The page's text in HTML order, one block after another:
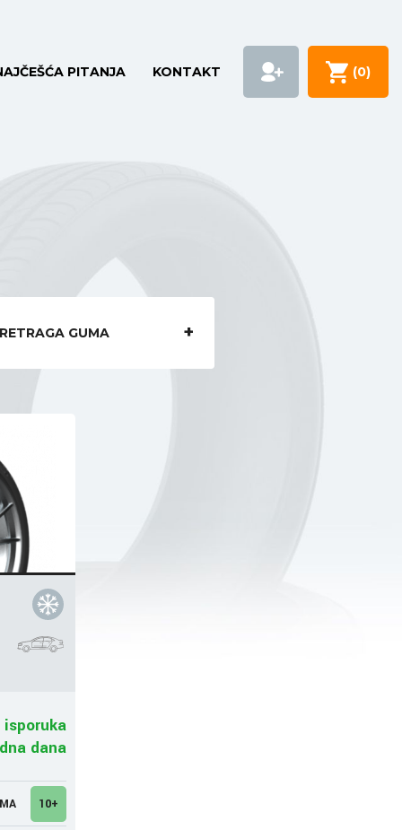
PITANJA KONTAKT (0)
GUMA
dana
10+